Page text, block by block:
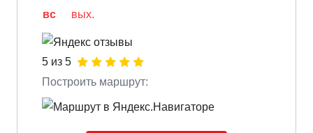
вс
вых.
5 из 5
Построить маршрут: